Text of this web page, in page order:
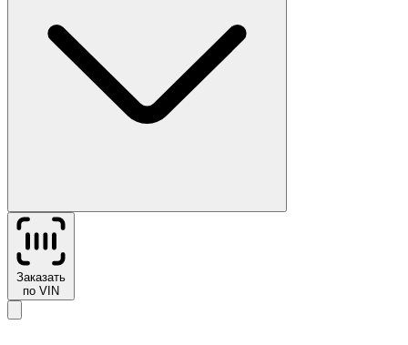
Заказать
по VIN